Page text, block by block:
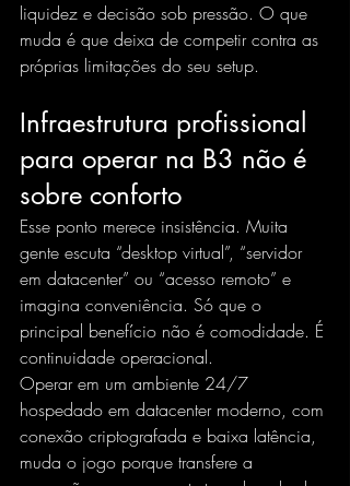
liquidez e decisão sob pressão. O que
muda é que deixa de competir contra as
próprias limitações do seu setup.
Infraestrutura profissional
para operar na B3 não é
sobre conforto
Esse ponto merece insistência. Muita
gente escuta “desktop virtual”, “servidor
em datacenter” ou “acesso remoto” e
imagina conveniência. Só que o
principal benefício não é comodidade. É
continuidade operacional.
Operar em um ambiente 24/7
hospedado em datacenter moderno, com
conexão criptografada e baixa latência,
muda o jogo porque transfere a